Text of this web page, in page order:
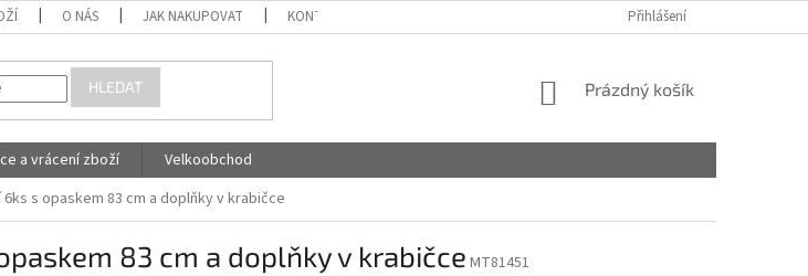
O NÁS JAK NAKUPOVAT KONTAKTY PODMÍNKY OCHRANY OSOBNÍCH
Přihlášení
HLEDAT
NÁKUPNÍ
Prázdný košík
a vrácení zboží
Velkoobchod
6ks s opaskem 83 cm a doplňky v krabičce
83 cm a doplňky v krabičceMT81451